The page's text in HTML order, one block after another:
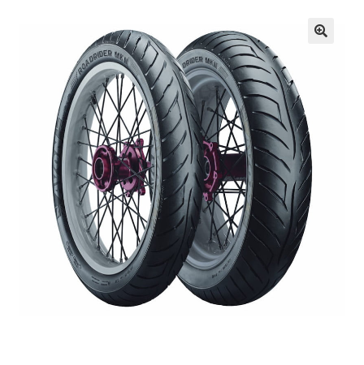
menu
Kaip užsisakyti
Kontaktai